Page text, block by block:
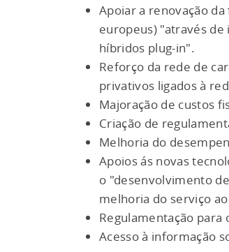
Apoiar a renovação
europeus) "através
híbridos plug-in".
Reforço da rede de
privativos ligados à
Majoração de custos
Criação de
Melhoria do
Apoios ás novas
o "desenvolvimento
melhoria do serviço
Regulamentação para
Acesso à informação